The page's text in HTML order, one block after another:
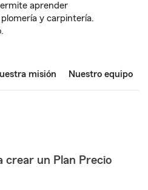
aprender
y carpintería.
misión Nuestro equipo
crear un Plan Precio